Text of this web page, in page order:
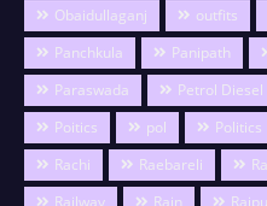
Obaidullaganj
outfits
Panchkula
Panipath
Paraswada
Petrol Diesel
Poitics
pol Politics
Rachi
Raebareli
Railway
Rain